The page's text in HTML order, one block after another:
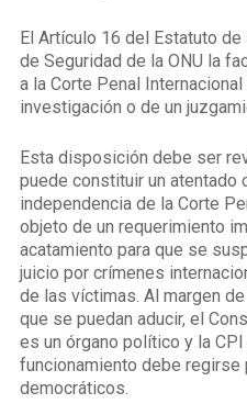
El Artículo 16 del Estatuto
de Seguridad de la ONU la
a la Corte Penal
investigación o de un
Esta disposición debe ser
puede constituir un atentado
independencia de la Corte
objeto de un requerimiento
acatamiento para que se
juicio por crímenes
de las víctimas. Al margen
que se puedan aducir, el
es un órgano político y la
funcionamiento debe regirse
democráticos.